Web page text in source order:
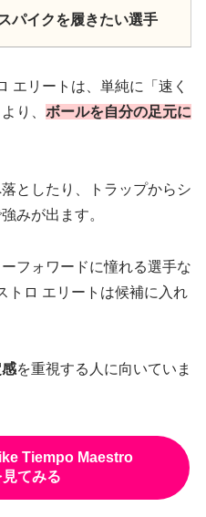
パイクを履きたい選手
エリートは、単純に「速く
り、 ボールを自分の足元に
としたり、トラップからシ
みが出ます。
フォワードに憧れる選手な
トロ エリートは候補に入れ
を重視する人に向いていま
Tiempo Maestro
てみる